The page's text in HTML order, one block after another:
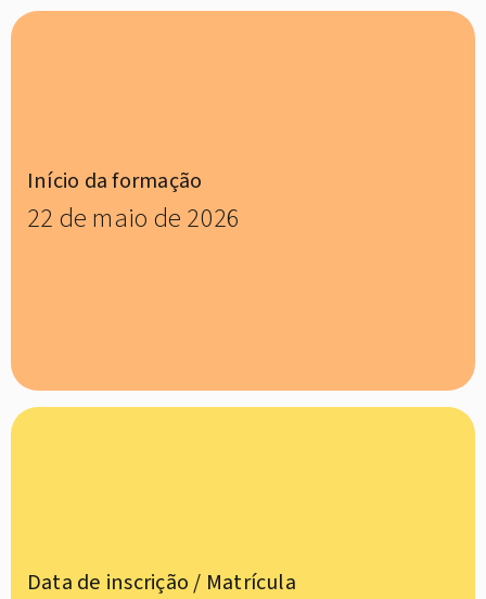
Início da formação
22 de maio de 2026
Data de inscrição / Matrícula